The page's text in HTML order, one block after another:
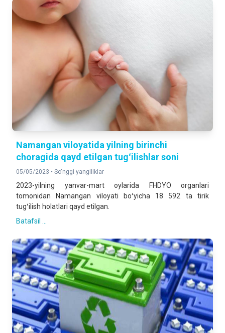
Namangan viloyatida yilning birinchi
choragida qayd etilgan tugʻilishlar soni
05/05/2023 • So'nggi yangiliklar
2023-yilning yanvar-mart oylarida FHDYO organlari
tomonidan Namangan viloyati boʻyicha 18 592 ta tirik
tugʻilish holatlari qayd etilgan.
Batafsil ...